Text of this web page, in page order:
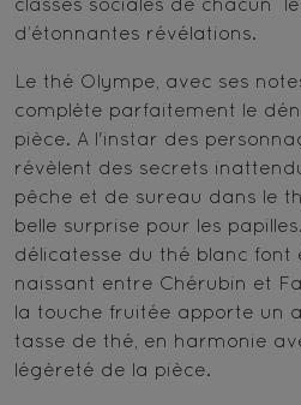
d’étonnantes révélations.
Le thé Olympe, avec ses
complète parfaitement le
pièce. A l'instar des
révèlent des secrets
pêche et de sureau dans le
belle surprise pour les
délicatesse du thé blanc font
naissant entre Chérubin et
la touche fruitée apporte un
tasse de thé, en harmonie
légèreté de la pièce.